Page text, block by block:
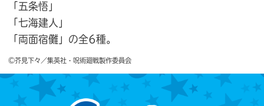
「五条悟」
「七海建人」
「両面宿儺」の全6種。
©芥見下々／集英社・呪術廻戦製作委員会